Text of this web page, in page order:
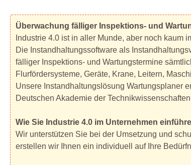
Überwachung fälliger Inspektions- und
Industrie 4.0 ist in aller Munde, aber noch kaum
Die Instandhaltungssoftware als
fälliger Inspektions- und Wartungstermine
Flurfördersysteme, Geräte, Krane, Leitern,
Unsere Instandhaltungslösung Wartungsplaner
Deutschen Akademie der Technikwissenschaften
Wie Sie Industrie 4.0 im Unternehmen
Wir unterstützen Sie bei der Umsetzung und
erstellen wir Ihnen ein individuell auf Ihre